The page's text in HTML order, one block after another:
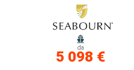
da
5 098 €